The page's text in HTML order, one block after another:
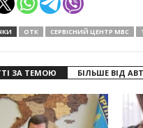
ОТК СЕРВІСНИЙ ЦЕНТР МВС
ЗА ТЕМОЮ БІЛЬШЕ ВІД